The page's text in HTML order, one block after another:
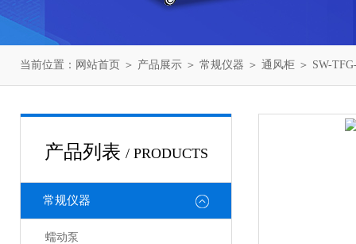
当前位置： 网站首页 ＞ 产品展示 ＞ 常规仪器 ＞ 通风柜 ＞ SW-
产品列表 / PRODUCTS
常规仪器
蠕动泵